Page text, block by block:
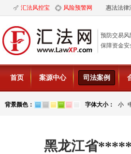
汇法风控宝 风险预警网 惠法法律
预防交易风
保障资金安
首页 案源中心 司法案例
背景颜色： 字体大小： 小
黑龙江省